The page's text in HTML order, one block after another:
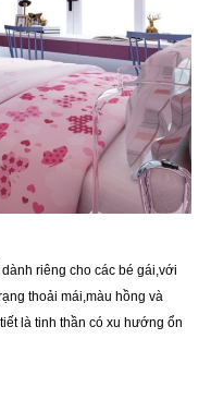
riêng cho các bé gái,với
thoải mái,màu hồng và
là tinh thần có xu hướng ổn